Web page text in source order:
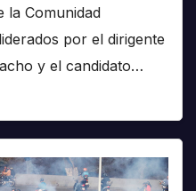
la Comunidad
por el dirigente
y el candidato…